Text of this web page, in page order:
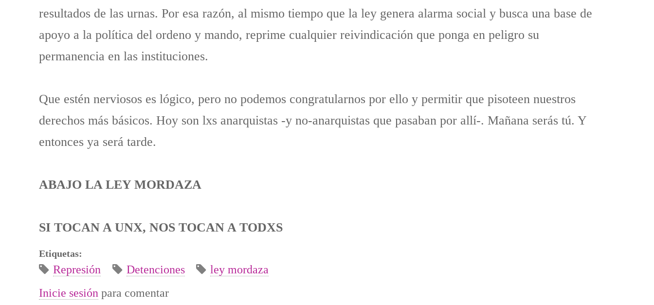
resultados de las urnas. Por esa razón, al mismo tiempo que la ley genera alarma social y busca una base de
apoyo a la política del ordeno y mando, reprime cualquier reivindicación que ponga en peligro su
permanencia en las instituciones.
Que estén nerviosos es lógico, pero no podemos congratularnos por ello y permitir que pisoteen nuestros
derechos más básicos. Hoy son lxs anarquistas -y no-anarquistas que pasaban por allí-. Mañana serás tú. Y
entonces ya será tarde.
ABAJO LA LEY MORDAZA
SI TOCAN A UNX, NOS TOCAN A TODXS
Etiquetas:
Represión Detenciones
ley mordaza
Inicie sesión para comentar